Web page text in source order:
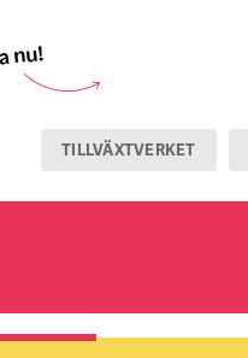
TILLVÄXTVERKET